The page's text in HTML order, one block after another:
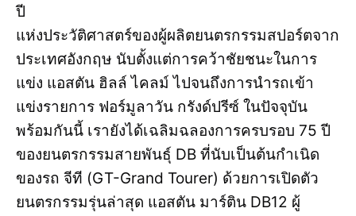
ปี
แห่งประวัติศาสตร์ของผู้ผลิตยนตรกรรมสปอร์ตจาก
ประเทศอังกฤษ นับตั้งแต่การคว้าชัยชนะในการ
แข่ง แอสตัน ฮิลล์ ไคลม์ ไปจนถึงการนำรถเข้า
แข่งรายการ ฟอร์มูลาวัน กรังด์ปรีซ์ ในปัจจุบัน
พร้อมกันนี้ เรายังได้เฉลิมฉลองการครบรอบ 75 ปี
ของยนตรกรรมสายพันธุ์ DB ที่นับเป็นต้นกำเนิด
ของรถ จีที (GT-Grand Tourer) ด้วยการเปิดตัว
ยนตรกรรมรุ่นล่าสุด แอสตัน มาร์ติน DB12 ผู้